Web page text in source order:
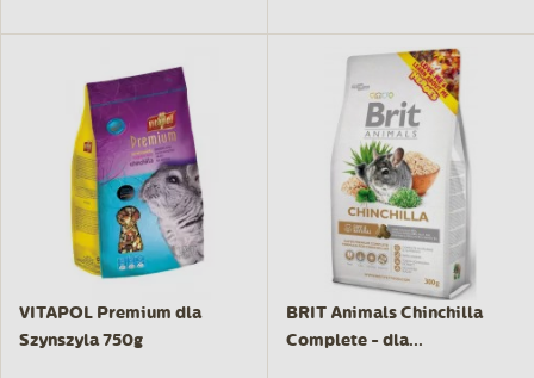
VITAPOL Premium dla
Szynszyla 750g
BRIT Animals Chinchilla
Complete - dla...